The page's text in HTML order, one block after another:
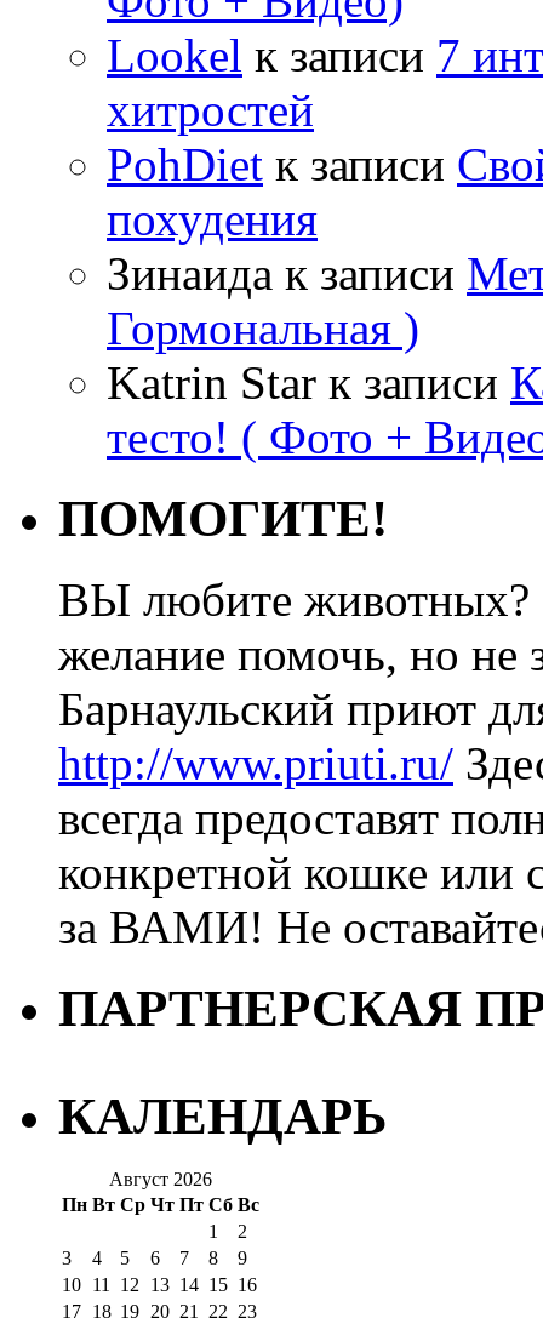
Lookel к записи 7
хитростей
PohDiet к записи
похудения
Зинаида к записи
Гормональная )
Katrin Star к записи
тесто! ( Фото +
ПОМОГИТЕ!
ВЫ любите животных?
желание помочь, но не
Барнаульский приют
http://www.priuti.ru/
всегда предоставят
конкретной кошке или
за ВАМИ! Не
ПАРТНЕРСКАЯ
КАЛЕНДАРЬ
Август 2026
Пн Вт Ср Чт Пт Сб Вс
1
2
3
4 5 6 7 8
9
10 11 12 13 14 15 16
17 18 19 20 21 22 23